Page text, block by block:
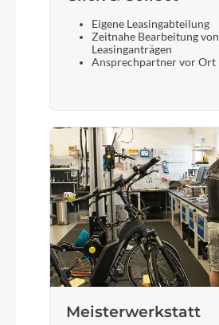
Eigene Leasingabteilung
Zeitnahe Bearbeitung von
Leasinganträgen
Ansprechpartner vor Ort
Meisterwerkstatt